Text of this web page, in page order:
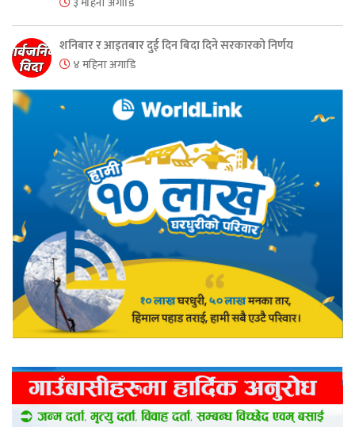
शनिबार र आइतबार दुई दिन बिदा दिने सरकारको निर्णय
४ महिना अगाडि